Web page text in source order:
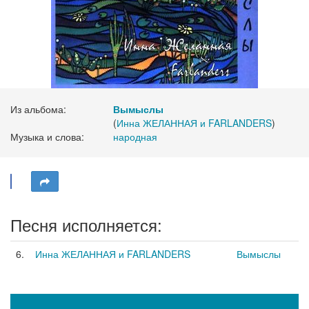
Из альбома:
Вымыслы
(Инна ЖЕЛАННАЯ и FARLANDERS)
Музыка и слова:
народная
Песня исполняется:
6. Инна ЖЕЛАННАЯ и FARLANDERS Вымыслы